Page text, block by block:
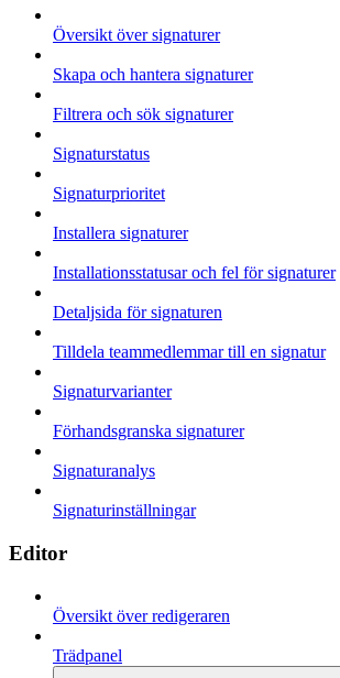
Översikt över signaturer
Skapa och hantera signaturer
Filtrera och sök signaturer
Signaturstatus
Signaturprioritet
Installera signaturer
Installationsstatusar och fel för signaturer
Detaljsida för signaturen
Tilldela teammedlemmar till en signatur
Signaturvarianter
Förhandsgranska signaturer
Signaturanalys
Signaturinställningar
Editor
Översikt över redigeraren
Trädpanel